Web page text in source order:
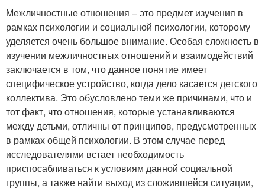
Межличностные отношения – это предмет изучения в
рамках психологии и социальной психологии, которому
уделяется очень большое внимание. Особая сложность в
изучении межличностных отношений и взаимодействий
заключается в том, что данное понятие имеет
специфическое устройство, когда дело касается детского
коллектива. Это обусловлено теми же причинами, что и
тот факт, что отношения, которые устанавливаются
между детьми, отличны от принципов, предусмотренных
в рамках общей психологии. В этом случае перед
исследователями встает необходимость
приспосабливаться к условиям данной социальной
группы, а также найти выход из сложившейся ситуации,